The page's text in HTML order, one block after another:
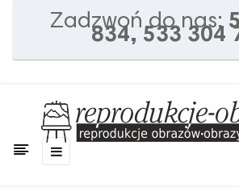
Zadzwoń do nas:
834, 533 304
Toggle
navigation
☰